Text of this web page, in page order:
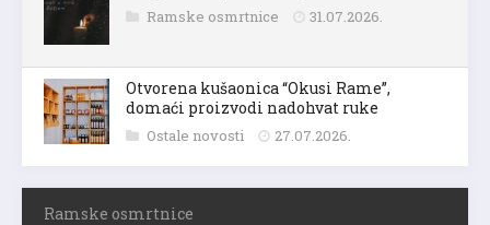
Ramske osmrtnice 31.07.2026.
Otvorena kušaonica “Okusi Rame”,
domaći proizvodi nadohvat ruke
Ostale novosti 27.07.2026.
Ramske osmrtnice